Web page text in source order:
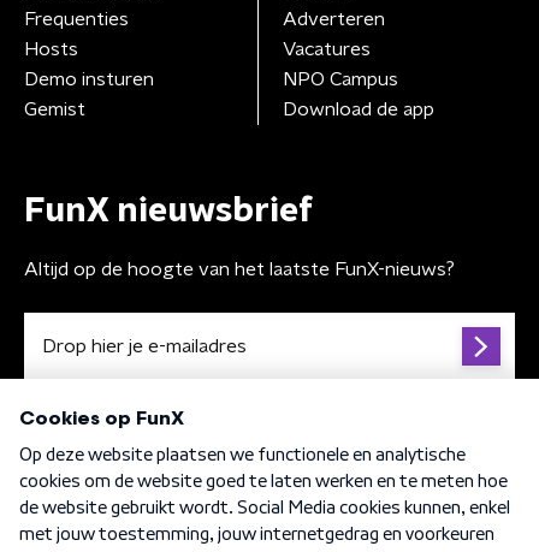
Frequenties
Hosts
Demo insturen
Gemist
Adverteren
Vacatures
NPO Campus
Download de app
FunX nieuwsbrief
Altijd op de hoogte van het laatste FunX-nieuws?
Algemene voorwaarden Privacybeleid